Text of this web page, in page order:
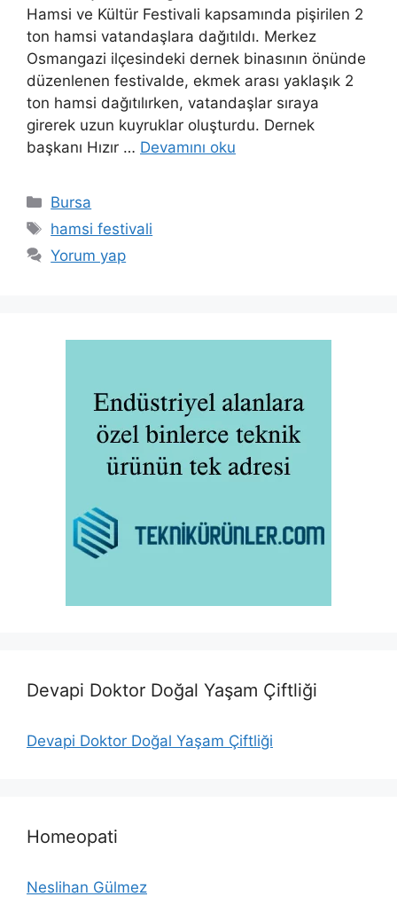
Hamsi ve Kültür Festivali kapsamında pişirilen 2
ton hamsi vatandaşlara dağıtıldı. Merkez
Osmangazi ilçesindeki dernek binasının önünde
düzenlenen festivalde, ekmek arası yaklaşık 2
ton hamsi dağıtılırken, vatandaşlar sıraya
girerek uzun kuyruklar oluşturdu. Dernek
başkanı Hızır … Devamını oku
Kategoriler
Bursa
Etiketler
hamsi festivali
Yorum yap
Devapi Doktor Doğal Yaşam Çiftliği
Devapi Doktor Doğal Yaşam Çiftliği
Homeopati
Neslihan Gülmez